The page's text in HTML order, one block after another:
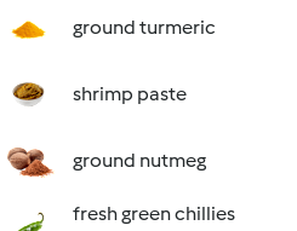
ground turmeric
shrimp paste
ground nutmeg
fresh green chillies